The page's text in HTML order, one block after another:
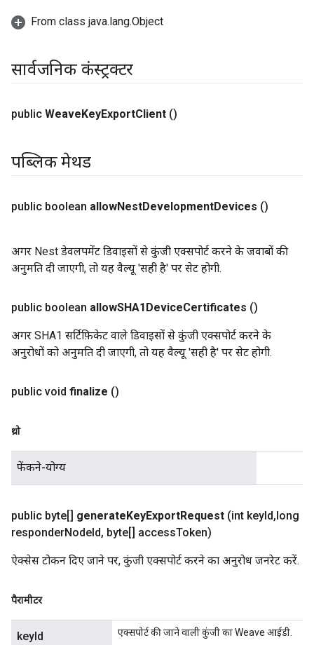
From class java.lang.Object
सार्वजनिक कंस्ट्रक्टर
public WeaveKeyExportClient ()
पब्लिक मेथड
public boolean allowNestDevelopmentDevices ()
अगर Nest डेवलपमेंट डिवाइसों से कुंजी एक्सपोर्ट करने के जवाबों की
अनुमति दी जाएगी, तो यह वैल्यू 'सही है' पर सेट होगी.
public boolean allowSHA1DeviceCertificates ()
अगर SHA1 सर्टिफ़िकेट वाले डिवाइसों से कुंजी एक्सपोर्ट करने के
अनुरोधों को अनुमति दी जाएगी, तो यह वैल्यू 'सही है' पर सेट होगी.
public void finalize ()
थ्रो
फेंकने-योग्य
public byte[] generateKeyExportRequest (int keyId,long
responderNodeId, byte[] accessToken)
ऐक्सेस टोकन दिए जाने पर, कुंजी एक्सपोर्ट करने का अनुरोध जनरेट करें.
पैरामीटर
keyId एक्सपोर्ट की जाने वाली कुंजी का Weave आईडी.